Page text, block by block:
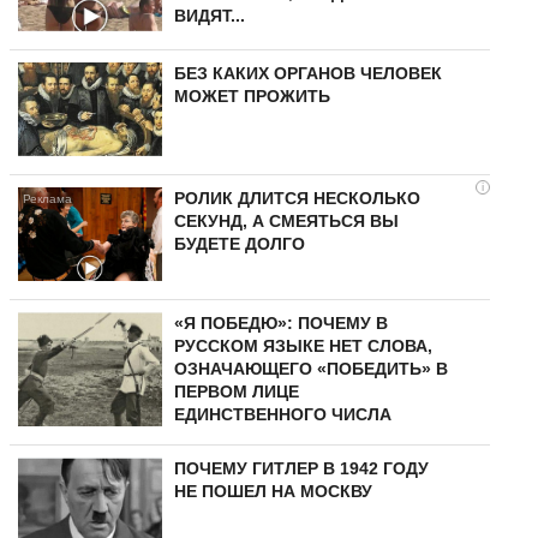
ВИДЯТ...
БЕЗ КАКИХ ОРГАНОВ ЧЕЛОВЕК
МОЖЕТ ПРОЖИТЬ
i
РОЛИК ДЛИТСЯ НЕСКОЛЬКО
СЕКУНД, А СМЕЯТЬСЯ ВЫ
БУДЕТЕ ДОЛГО
«Я ПОБЕДЮ»: ПОЧЕМУ В
РУССКОМ ЯЗЫКЕ НЕТ СЛОВА,
ОЗНАЧАЮЩЕГО «ПОБЕДИТЬ» В
ПЕРВОМ ЛИЦЕ
ЕДИНСТВЕННОГО ЧИСЛА
ПОЧЕМУ ГИТЛЕР В 1942 ГОДУ
НЕ ПОШЕЛ НА МОСКВУ